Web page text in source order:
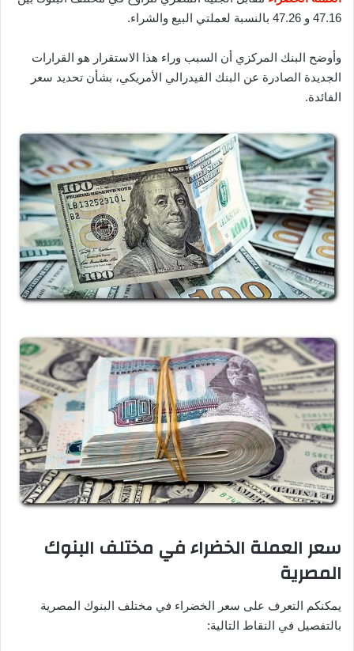
47.16 و 47.26 بالنسبة لعملتي البيع والشراء.
وأوضح البنك المركزي أن السبب وراء هذا الاستقرار هو القرارات
الجديدة الصادرة عن البنك الفيدرالي الأمريكي، بشأن تحديد سعر
الفائدة.
سعر العملة الخضراء في مختلف البنوك
المصرية
يمكنكم التعرف على سعر الخضراء في مختلف البنوك المصرية
بالتفصيل في النقاط التالية: